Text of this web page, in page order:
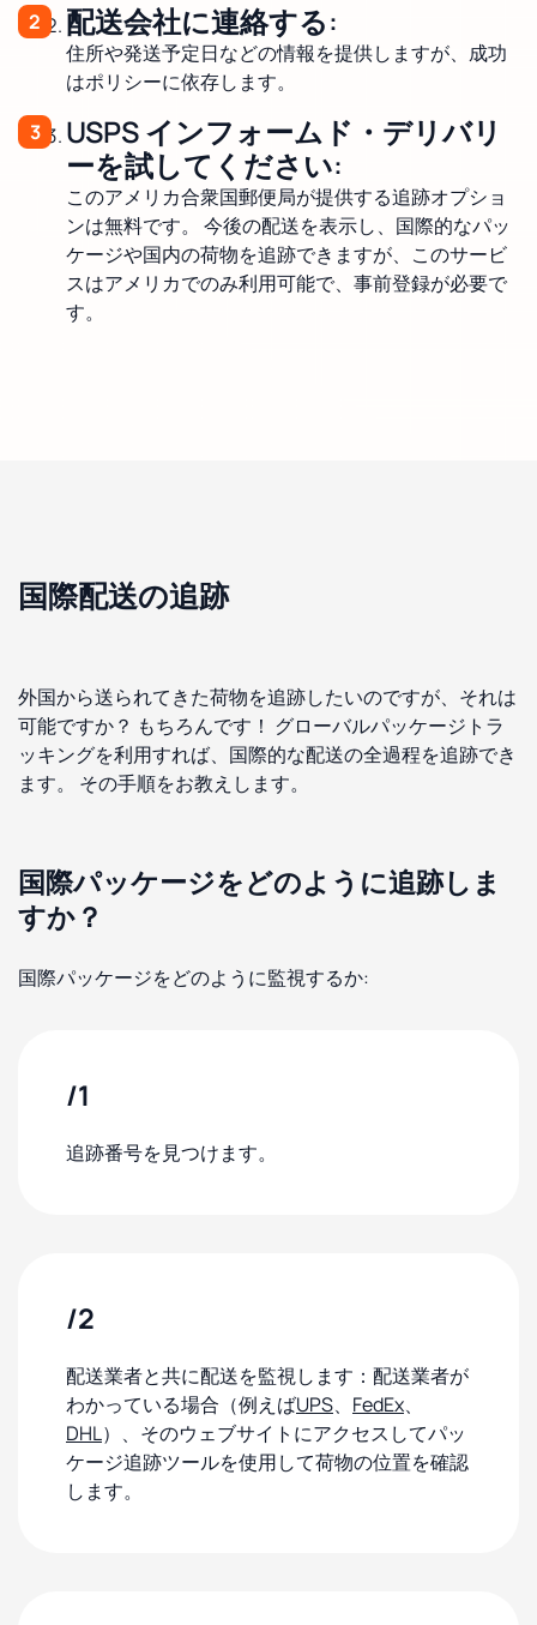
配送会社に連絡する:
住所や発送予定日などの情報を提供しますが、成功
はポリシーに依存します。
USPS インフォームド・デリバリ
ーを試してください:
このアメリカ合衆国郵便局が提供する追跡オプショ
ンは無料です。 今後の配送を表示し、国際的なパッ
ケージや国内の荷物を追跡できますが、このサービ
スはアメリカでのみ利用可能で、事前登録が必要で
す。
国際配送の追跡
外国から送られてきた荷物を追跡したいのですが、それは
可能ですか？ もちろんです！ グローバルパッケージトラ
ッキングを利用すれば、国際的な配送の全過程を追跡でき
ます。 その手順をお教えします。
国際パッケージをどのように追跡しま
すか？
国際パッケージをどのように監視するか:
/1
追跡番号を見つけます。
/2
配送業者と共に配送を監視します：配送業者が
わかっている場合（例えばUPS、 FedEx、
DHL）、そのウェブサイトにアクセスしてパッ
ケージ追跡ツールを使用して荷物の位置を確認
します。